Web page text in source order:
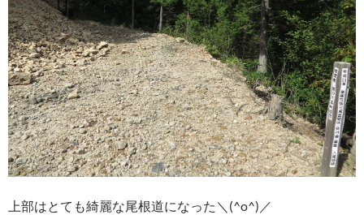
上部はとても綺麗な尾根道になった＼(^o^)／